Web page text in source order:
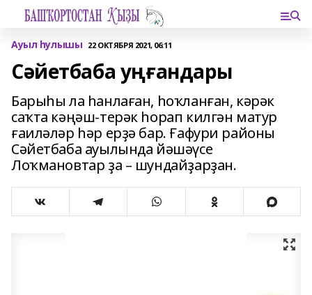
Ауыл һулышы 22 ОКТЯБРЯ 2021, 06:11
Сәйетбаба уңғандары
Барыһы ла һанлаған, һоҡланған, кәрәк
саҡта кәңәш-терәк һорап килгән матур
ғаиләләр һәр ерҙә бар. Ғафури районы
Сәйетбаба ауылында йәшәүсе
Лоҡмановтар ҙа – шундайҙарҙан.